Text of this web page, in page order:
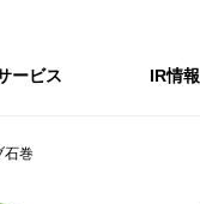
ービス IR情報
石巻